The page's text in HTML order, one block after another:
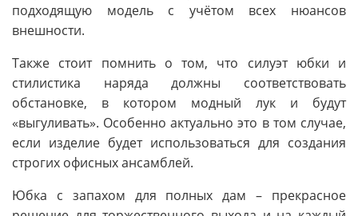
подходящую модель с учётом всех нюансов
внешности.
Также стоит помнить о том, что силуэт юбки и
стилистика наряда должны соответствовать
обстановке, в котором модный лук и будут
«выгуливать». Особенно актуально это в том случае,
если изделие будет использоваться для создания
строгих офисных ансамблей.
Юбка с запахом для полных дам – прекрасное